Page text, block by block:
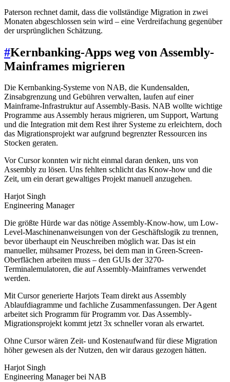
Paterson rechnet damit, dass die vollständige Migration in zwei
Monaten abgeschlossen sein wird – eine Verdreifachung gegenüber
der ursprünglichen Schätzung.
#Kernbanking-Apps weg von Assembly-
Mainframes migrieren
Die Kernbanking-Systeme von NAB, die Kundensalden,
Zinsabgrenzung und Gebühren verwalten, laufen auf einer
Mainframe-Infrastruktur auf Assembly-Basis. NAB wollte wichtige
Programme aus Assembly heraus migrieren, um Support, Wartung
und die Integration mit dem Rest ihrer Systeme zu erleichtern, doch
das Migrationsprojekt war aufgrund begrenzter Ressourcen ins
Stocken geraten.
Vor Cursor konnten wir nicht einmal daran denken, uns von
Assembly zu lösen. Uns fehlten schlicht das Know-how und die
Zeit, um ein derart gewaltiges Projekt manuell anzugehen.
Harjot Singh
Engineering Manager
Die größte Hürde war das nötige Assembly-Know-how, um Low-
Level-Maschinenanweisungen von der Geschäftslogik zu trennen,
bevor überhaupt ein Neuschreiben möglich war. Das ist ein
manueller, mühsamer Prozess, bei dem man in Green-Screen-
Oberflächen arbeiten muss – den GUIs der 3270-
Terminalemulatoren, die auf Assembly-Mainframes verwendet
werden.
Mit Cursor generierte Harjots Team direkt aus Assembly
Ablaufdiagramme und fachliche Zusammenfassungen. Der Agent
arbeitet sich Programm für Programm vor. Das Assembly-
Migrationsprojekt kommt jetzt 3x schneller voran als erwartet.
Ohne Cursor wären Zeit- und Kostenaufwand für diese Migration
höher gewesen als der Nutzen, den wir daraus gezogen hätten.
Harjot Singh
Engineering Manager bei NAB